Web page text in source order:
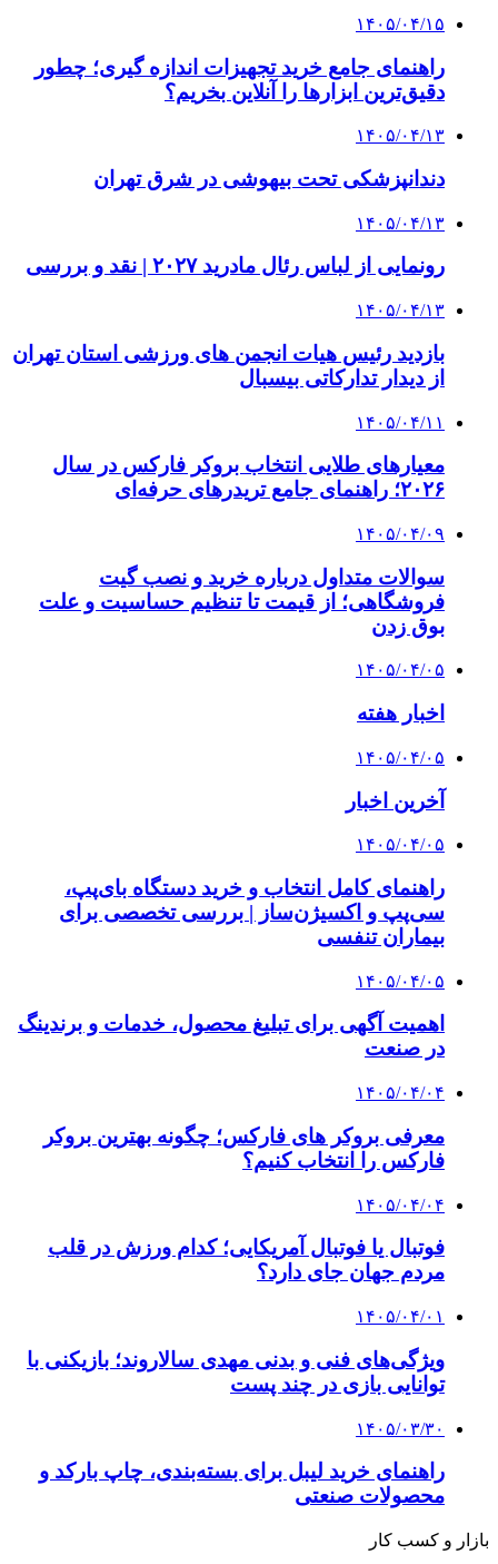
۱۴۰۵/۰۴/۱۵
راهنمای جامع خرید تجهیزات اندازه گیری؛ چطور
دقیق‌ترین ابزارها را آنلاین بخریم؟
۱۴۰۵/۰۴/۱۳
دندانپزشکی تحت بیهوشی در شرق تهران
۱۴۰۵/۰۴/۱۳
رونمایی از لباس رئال مادرید ۲۰۲۷ | نقد و بررسی
۱۴۰۵/۰۴/۱۳
بازدید رئیس هیات انجمن های ورزشی استان تهران
از دیدار تدارکاتی بیسبال
۱۴۰۵/۰۴/۱۱
معیارهای طلایی انتخاب بروکر فارکس در سال
۲۰۲۶؛ راهنمای جامع تریدرهای حرفه‌ای
۱۴۰۵/۰۴/۰۹
سوالات متداول درباره خرید و نصب گیت
فروشگاهی؛ از قیمت تا تنظیم حساسیت و علت
بوق زدن
۱۴۰۵/۰۴/۰۵
اخبار هفته
۱۴۰۵/۰۴/۰۵
آخرین اخبار
۱۴۰۵/۰۴/۰۵
راهنمای کامل انتخاب و خرید دستگاه بای‌پپ،
سی‌پپ و اکسیژن‌ساز | بررسی تخصصی برای
بیماران تنفسی
۱۴۰۵/۰۴/۰۵
اهمیت آگهی برای تبلیغ محصول، خدمات و برندینگ
در صنعت
۱۴۰۵/۰۴/۰۴
معرفی بروکر های فارکس؛ چگونه بهترین بروکر
فارکس را انتخاب کنیم؟
۱۴۰۵/۰۴/۰۴
فوتبال یا فوتبال آمریکایی؛ کدام ورزش در قلب
مردم جهان جای دارد؟
۱۴۰۵/۰۴/۰۱
ویژگی‌های فنی و بدنی مهدی سالاروند؛ بازیکنی با
توانایی بازی در چند پست
۱۴۰۵/۰۳/۳۰
راهنمای خرید لیبل برای بسته‌بندی، چاپ بارکد و
محصولات صنعتی
بازار و کسب کار